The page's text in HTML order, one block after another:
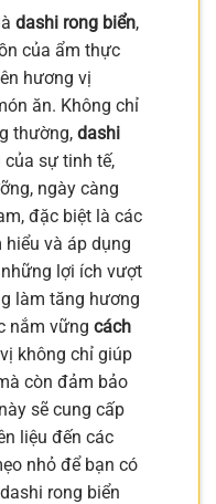
dashi rong biển,
của ẩm thực
hương vị
ăn. Không chỉ
thường, dashi
sự tinh tế,
ngày càng
đặc biệt là các
hiểu và áp dụng
lợi ích vượt
làm tăng hương
nắm vững cách
không chỉ giúp
còn đảm bảo
sẽ cung cấp
liệu đến các
nhỏ để bạn có
rong biển